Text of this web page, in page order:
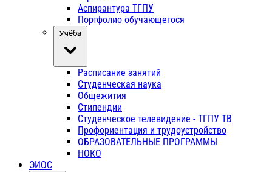
Аспирантура ТГПУ
Портфолио обучающегося
Учёба
Расписание занятий
Студенческая наука
Общежития
Стипендии
Студенческое телевидение - ТГПУ ТВ
Профориентация и трудоустройство
ОБРАЗОВАТЕЛЬНЫЕ ПРОГРАММЫ
НОКО
ЭИОС